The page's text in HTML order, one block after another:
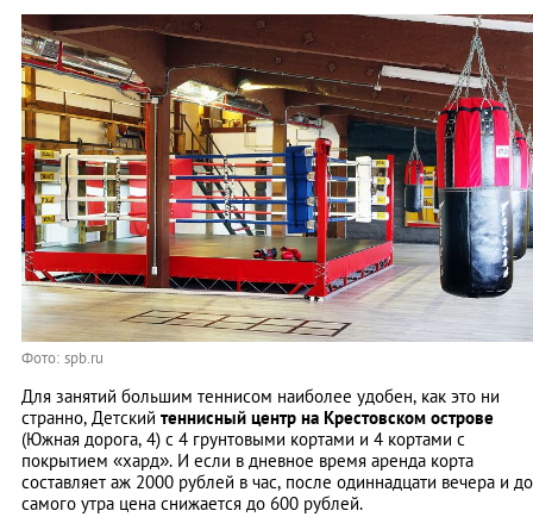
Фото: spb.ru
Для занятий большим теннисом наиболее удобен, как это ни
странно, Детский теннисный центр на Крестовском острове
(Южная дорога, 4) с 4 грунтовыми кортами и 4 кортами с
покрытием «хард». И если в дневное время аренда корта
составляет аж 2000 рублей в час, после одиннадцати вечера и до
самого утра цена снижается до 600 рублей.